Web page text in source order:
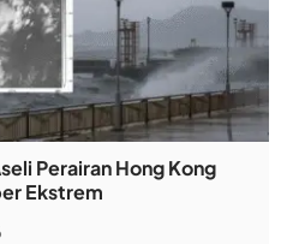
Perairan Hong Kong
Ekstrem